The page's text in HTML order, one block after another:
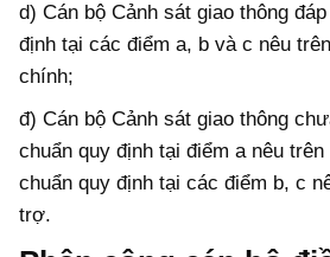
d) Cán bộ Cảnh sát giao thông
định tại các điểm a, b và c nêu
chính;
đ) Cán bộ Cảnh sát giao thông
chuẩn quy định tại điểm a nêu
chuẩn quy định tại các điểm b, c
trợ.